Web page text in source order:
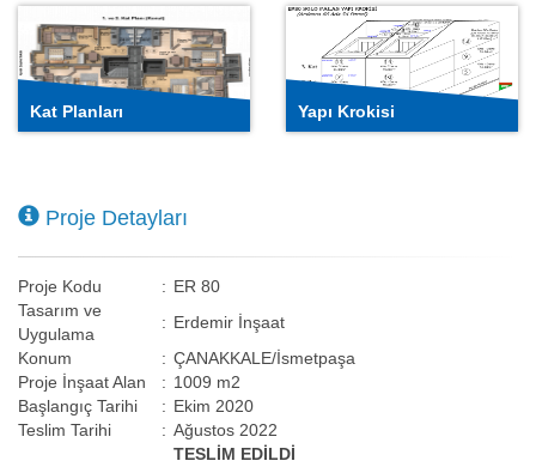
Kat Planları Yapı Krokisi
Proje Detayları
Proje Kodu : ER 80
Tasarım ve
Uygulama
: Erdemir İnşaat
Konum
: ÇANAKKALE/İsmetpaşa
Proje İnşaat Alan
: 1009 m2
Başlangıç Tarihi
: Ekim 2020
Teslim Tarihi
: Ağustos 2022
TESLİM EDİLDİ